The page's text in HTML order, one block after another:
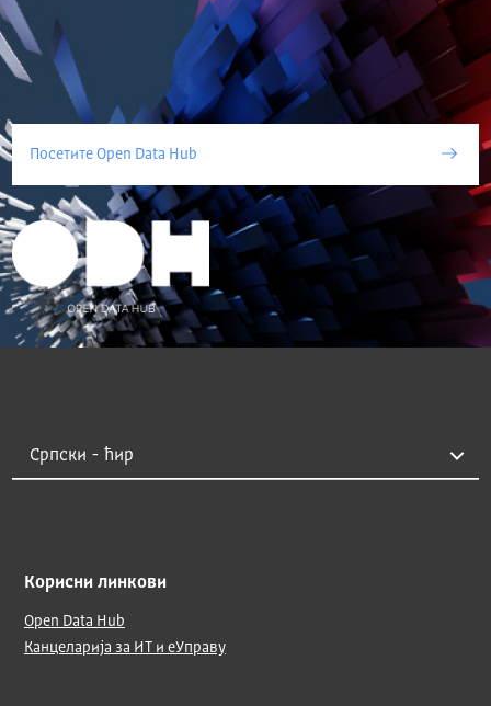
Посетите Open Data Hub
Корисни линкови
Open Data Hub
Канцеларија за ИТ и еУправу